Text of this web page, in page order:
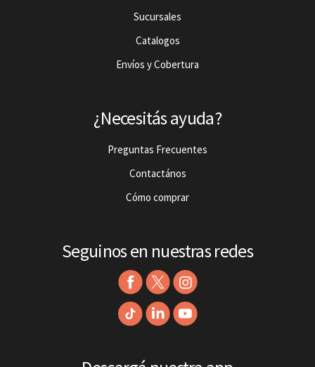
Sucursales
Catalogos
Envíos y Cobertura
¿Necesitás ayuda?
Preguntas Frecuentes
Contactános
Cómo comprar
Seguinos en nuestras redes